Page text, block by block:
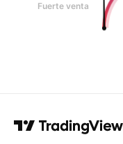
Fuerte venta